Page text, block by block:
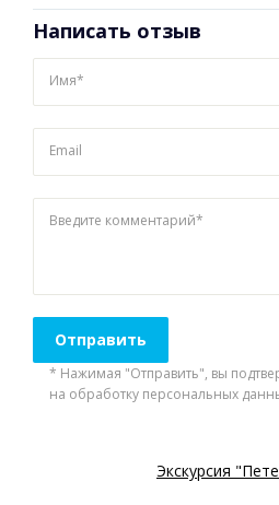
Написать отзыв
Имя*
Email
Введите комментарий*
* Нажимая "Отправить", вы
на обработку персональных
Экскурсия